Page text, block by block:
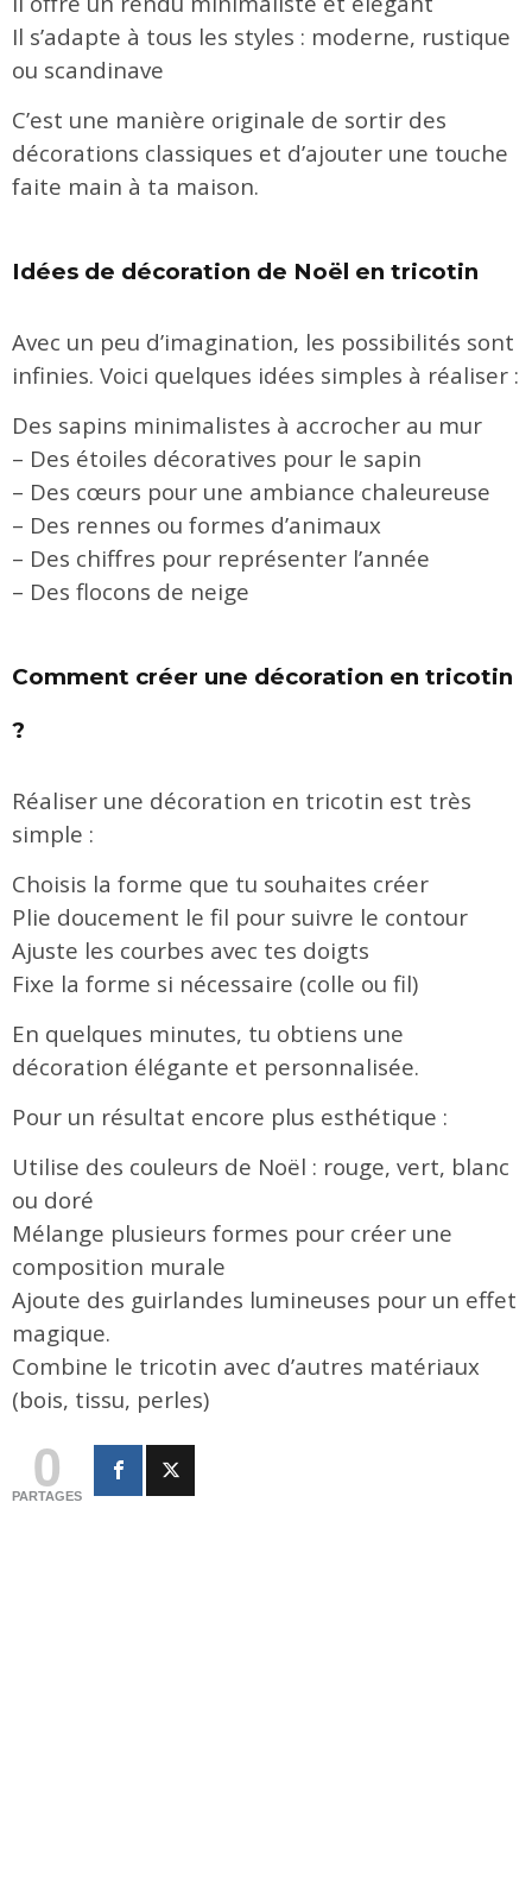
Il s’adapte à tous les styles : moderne, rustique
ou scandinave
C’est une manière originale de sortir des
décorations classiques et d’ajouter une touche
faite main à ta maison.
Idées de décoration de Noël en tricotin
Avec un peu d’imagination, les possibilités sont
infinies. Voici quelques idées simples à réaliser :
Des sapins minimalistes à accrocher au mur
– Des étoiles décoratives pour le sapin
– Des cœurs pour une ambiance chaleureuse
– Des rennes ou formes d’animaux
– Des chiffres pour représenter l’année
– Des flocons de neige
Comment créer une décoration en tricotin
?
Réaliser une décoration en tricotin est très
simple :
Choisis la forme que tu souhaites créer
Plie doucement le fil pour suivre le contour
Ajuste les courbes avec tes doigts
Fixe la forme si nécessaire (colle ou fil)
En quelques minutes, tu obtiens une
décoration élégante et personnalisée.
Pour un résultat encore plus esthétique :
Utilise des couleurs de Noël : rouge, vert, blanc
ou doré
Mélange plusieurs formes pour créer une
composition murale
Ajoute des guirlandes lumineuses pour un effet
magique.
Combine le tricotin avec d’autres matériaux
(bois, tissu, perles)
0
PARTAGES